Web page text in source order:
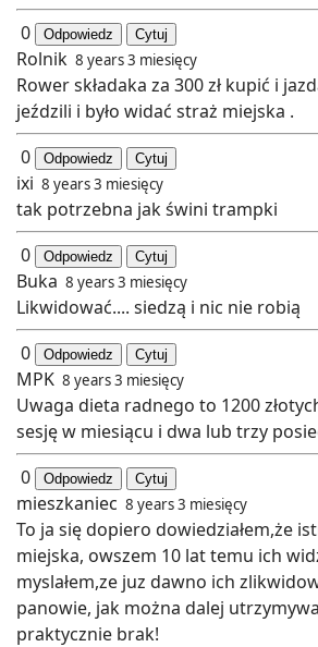
0
Odpowiedz Cytuj
Rolnik 8 years 3 miesięcy
Rower składaka za 300 zł kupić i
jeździli i było widać straż miejska .
0
Odpowiedz Cytuj
ixi 8 years 3 miesięcy
tak potrzebna jak świni trampki
0
Odpowiedz Cytuj
Buka 8 years 3 miesięcy
Likwidować.... siedzą i nic nie robią
0
Odpowiedz Cytuj
MPK 8 years 3 miesięcy
Uwaga dieta radnego to 1200
sesję w miesiącu i dwa lub trzy
0
Odpowiedz Cytuj
mieszkaniec 8 years 3 miesięcy
To ja się dopiero dowiedziałem,że
miejska, owszem 10 lat temu ich
myslałem,ze juz dawno ich
panowie, jak można dalej
praktycznie brak!